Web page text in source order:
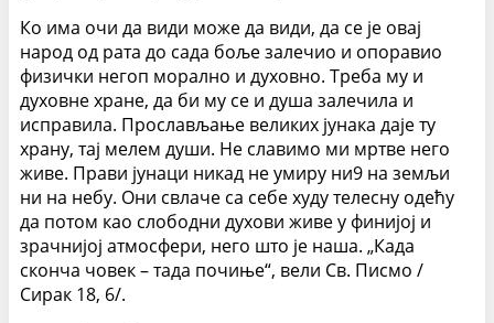
Ко има очи да види може да види, да се је овај
народ од рата до сада боље залечио и опоравио
физички негоп морално и духовно. Треба му и
духовне хране, да би му се и душа залечила и
исправила. Прослављање великих јунака даје ту
храну, тај мелем души. Не славимо ми мртве него
живе. Прави јунаци никад не умиру ни9 на земљи
ни на небу. Они свлаче са себе худу телесну одећу
да потом као слободни духови живе у финијој и
зрачнијој атмосфери, него што је наша. „Када
сконча човек – тада почиње“, вели Св. Писмо /
Сирак 18, 6/.